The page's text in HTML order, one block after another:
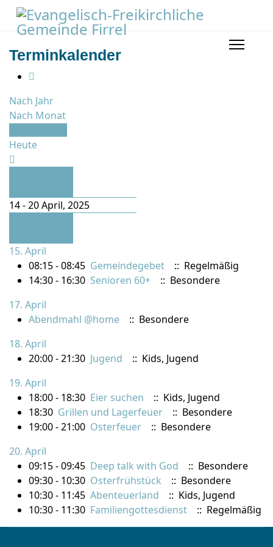
Terminkalender
Nach Jahr
Nach Monat
Heute
14 - 20 April, 2025
15. April
08:15 - 08:45 Gemeindegebet
:: Regelmäßig
14:30 - 16:30 Senioren 60+
:: Besondere
17. April
Abendmahl @home
:: Besondere
18. April
20:00 - 21:30 Jugend
:: Kids, Jugend
19. April
18:00 - 18:30 Eier suchen
:: Kids, Jugend
18:30 Grillen und Lagerfeuer
:: Besondere
19:00 - 21:00 Osterfeuer
:: Besondere
20. April
09:15 - 09:45 Deep talk with God
:: Besondere
09:30 - 10:30 Osterfrühstück
:: Besondere
10:30 - 11:45 Abenteuerland
:: Kids, Jugend
10:30 - 11:30 Familiengottesdienst :: Regelmäßig